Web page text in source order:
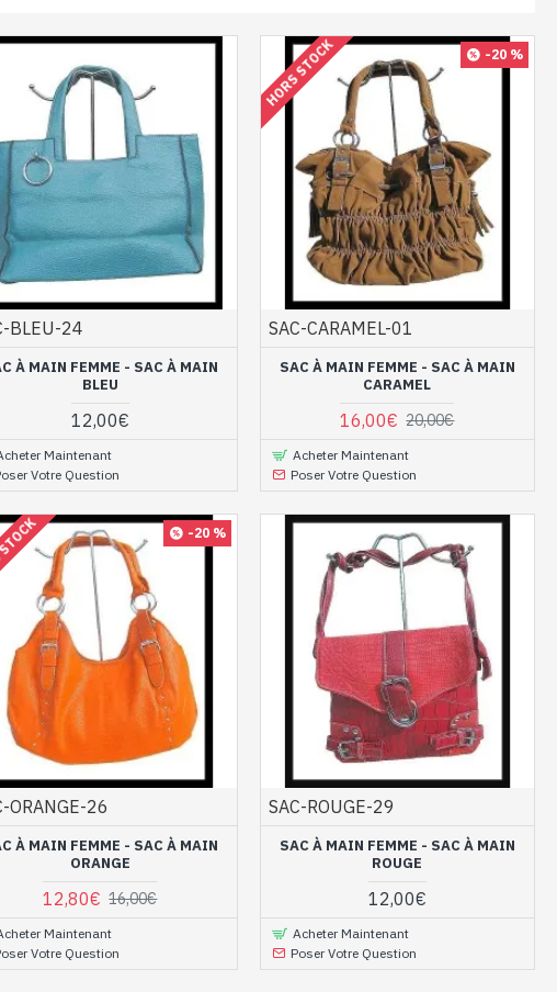
BLEU-24
À MAIN FEMME - SAC À MAIN
BLEU
12,00€
Maintenant
Votre Question
-20 %
HORS STOCK
SAC-CARAMEL-01
SAC À MAIN FEMME - SAC À MAIN
CARAMEL
16,00€ 20,00€
Acheter Maintenant
Poser Votre Question
-20 %
ORANGE-26
À MAIN FEMME - SAC À MAIN
ORANGE
12,80€ 16,00€
Maintenant
Votre Question
SAC-ROUGE-29
SAC À MAIN FEMME - SAC À MAIN
ROUGE
12,00€
Acheter Maintenant
Poser Votre Question